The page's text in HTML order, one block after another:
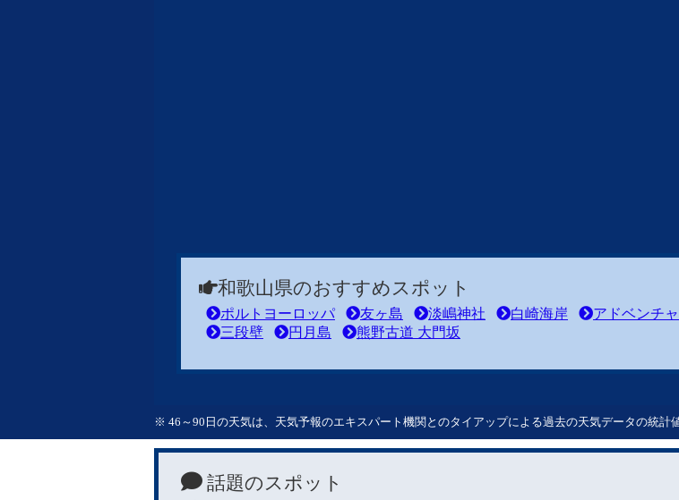
和歌山県のおすすめスポット
ポルトヨーロッパ 友ヶ島 淡嶋神社 白崎海岸 アドベンチ
三段壁
円月島 熊野古道 大門坂
※ 46～90日の天気は、天気予報のエキスパート機関とのタイアップによる過去の天気データの統計
話題のスポット